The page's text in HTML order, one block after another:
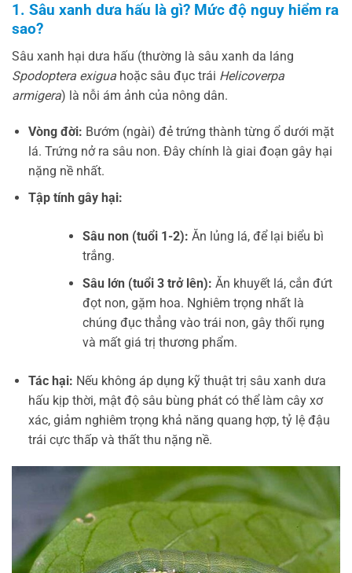
1. Sâu xanh dưa hấu là gì? Mức độ nguy hiểm ra
sao?
Sâu xanh hại dưa hấu (thường là sâu xanh da láng
Spodoptera exigua hoặc sâu đục trái Helicoverpa
armigera) là nỗi ám ảnh của nông dân.
Vòng đời: Bướm (ngài) đẻ trứng thành từng ổ dưới mặt
lá. Trứng nở ra sâu non. Đây chính là giai đoạn gây hại
nặng nề nhất.
Tập tính gây hại:
Sâu non (tuổi 1-2): Ăn lủng lá, để lại biểu bì
trắng.
Sâu lớn (tuổi 3 trở lên): Ăn khuyết lá, cắn đứt
đọt non, gặm hoa. Nghiêm trọng nhất là
chúng đục thẳng vào trái non, gây thối rụng
và mất giá trị thương phẩm.
Tác hại: Nếu không áp dụng kỹ thuật trị sâu xanh dưa
hấu kịp thời, mật độ sâu bùng phát có thể làm cây xơ
xác, giảm nghiêm trọng khả năng quang hợp, tỷ lệ đậu
trái cực thấp và thất thu nặng nề.